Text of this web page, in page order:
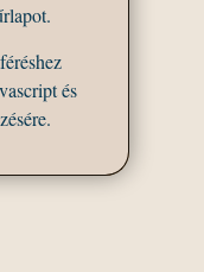
és